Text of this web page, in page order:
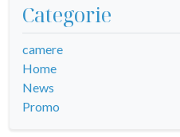
Categorie
camere
Home
News
Promo